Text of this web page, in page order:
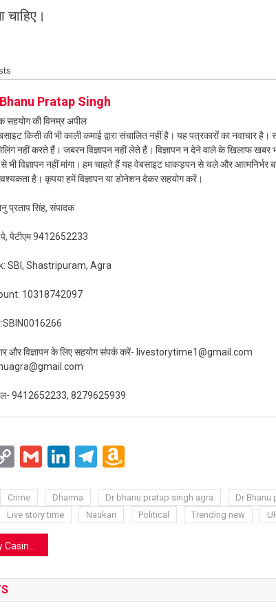
चाहिए।
Pratap Singh
सहयोग की विनम्र अपील
किसी की भी काली कमाई द्वारा संचालित नहीं है। यह पत्रकारों का नवाचार
नहीं करते हैं। जबरन विज्ञापन नहीं लेते हैं। विज्ञापन न देने वाले के खिलाफ खबर
से भी विज्ञापन नहीं मांगा। हम चाहते हैं यह वेबसाइट धाकड़पन से चले और
है। कृपया हमें विज्ञापन या डोनेशन देकर सहयोग करें।
प्रताप सिंह, संपादक
पेटीएम 9412652233
SBI, Shastripuram, Agra
10318742097
और विज्ञापन के लिए सहयोग संपर्क करें- livestorytime1@gmail.com
9412652233, 8279625939
CopyGmailLinkedIn
Telegram
List
Crime Dharma Dr bhanu pratap singh agra Dr Bhanu
Live story time Naukari Political Trending new
Belgische Gebruikers